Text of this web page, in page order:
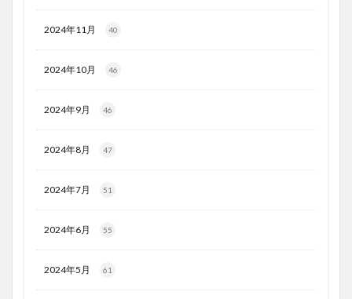
2024年11月 40
2024年10月 46
2024年9月 46
2024年8月 47
2024年7月 51
2024年6月 55
2024年5月 61